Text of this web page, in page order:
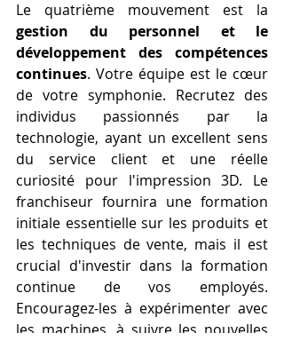
gestion du personnel et le
développement des compétences
continues. Votre équipe est le cœur
de votre symphonie. Recrutez des
individus passionnés par la
technologie, ayant un excellent sens
du service client et une réelle
curiosité pour l'impression 3D. Le
franchiseur fournira une formation
initiale essentielle sur les produits et
les techniques de vente, mais il est
crucial d'investir dans la formation
continue de vos employés.
Encouragez-les à expérimenter avec
les machines, à suivre les nouvelles